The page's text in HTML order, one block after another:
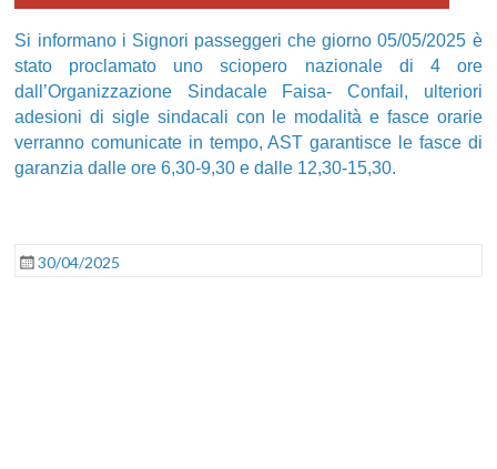
Si informano i Signori passeggeri che giorno 05/05/2025 è
stato proclamato uno sciopero nazionale di 4 ore
dall’Organizzazione Sindacale Faisa- Confail, ulteriori
adesioni di sigle sindacali con le modalità e fasce orarie
verranno comunicate in tempo, AST garantisce le fasce di
garanzia dalle ore 6,30-9,30 e dalle 12,30-15,30.
30/04/2025